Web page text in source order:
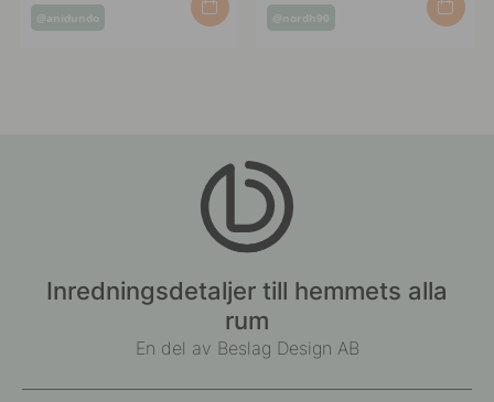
Inlägg
@anidundo
Inlägg
@nordh90
Inredningsdetaljer till hemmets alla
rum
En del av Beslag Design AB